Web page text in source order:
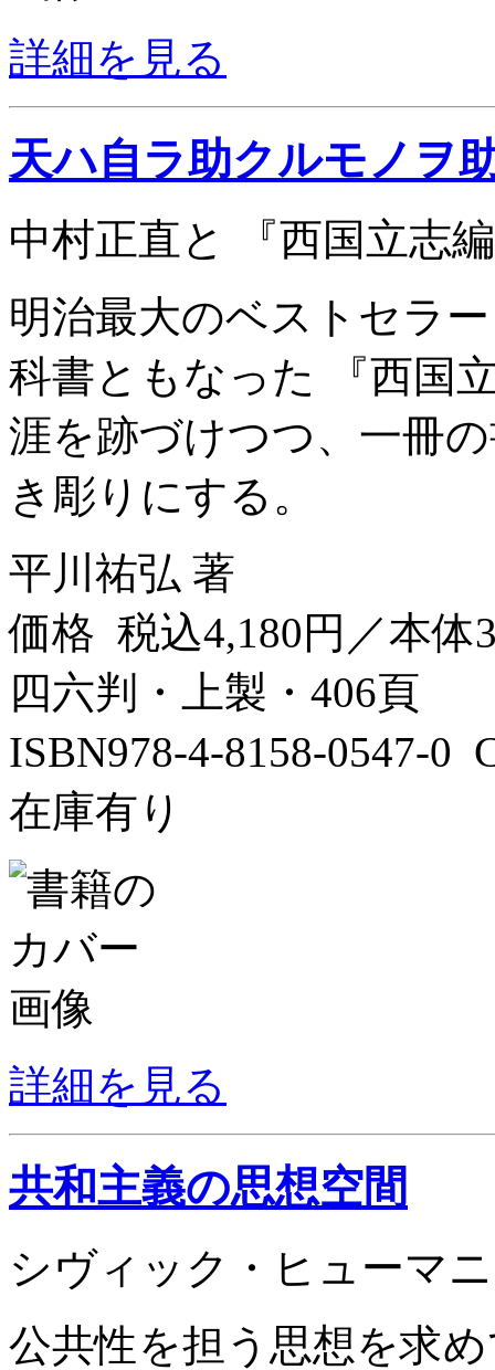
詳細を見る
天ハ自ラ助クルモノヲ
中村正直と 『西国立志
明治最大のベストセラ
科書ともなった 『西国
涯を跡づけつつ、一冊
き彫りにする。
平川祐弘 著
価格 税込4,180円／本体
四六判・上製・406頁
ISBN978-4-8158-0547-0
在庫有り
詳細を見る
共和主義の思想空間
シヴィック・ヒューマ
公共性を担う思想を求